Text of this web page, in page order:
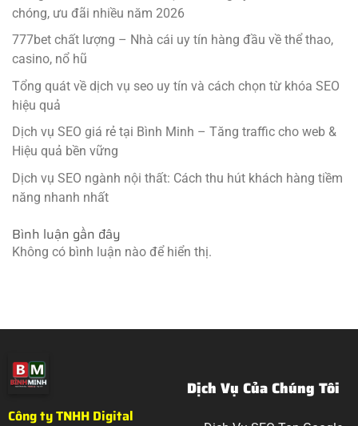
chóng, ưu đãi nhiều năm 2026
777bet chất lượng – Nhà cái uy tín hàng đầu về thể thao,
casino, nổ hũ
Tổng quát về dịch vụ seo uy tín và cách chọn từ khóa SEO
hiệu quả
Dịch vụ SEO giá rẻ tại Bình Minh – Tăng traffic cho web &
Hiệu quả bền vững
Dịch vụ SEO ngành nội thất: Cách thu hút khách hàng tiềm
năng nhanh nhất
Bình luận gần đây
Không có bình luận nào để hiển thị.
Công ty TNHH Digital
Dịch Vụ Của Chúng Tôi